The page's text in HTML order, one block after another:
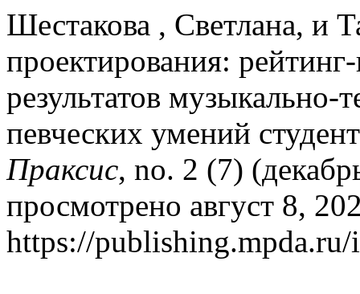
Шестакова , Светлана, и
проектирования:
результатов музыкально-
певческих умений
Праксис, no. 2 (7)
просмотрено август 8,
https://